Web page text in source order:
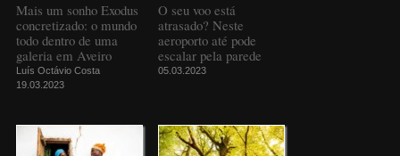
Mais um sonho Exodus
concretizado: o mundo
todo dentro de uma
galeria em Aveiro
Luís Octávio Costa
19.03.2023
O seu voo está
atrasado? Neste
aeroporto até pode
escalar pela parede
05.03.2023